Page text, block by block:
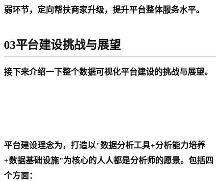
弱环节，定向帮扶商家升级，提升平台整体服务水平。
03平台建设挑战与展望
接下来介绍一下整个数据可视化平台建设的挑战与展望。
平台建设理念为，打造以"数据分析工具+分析能力培养
+数据基础设施"为核心的人人都是分析师的愿景。包括四
个方面：